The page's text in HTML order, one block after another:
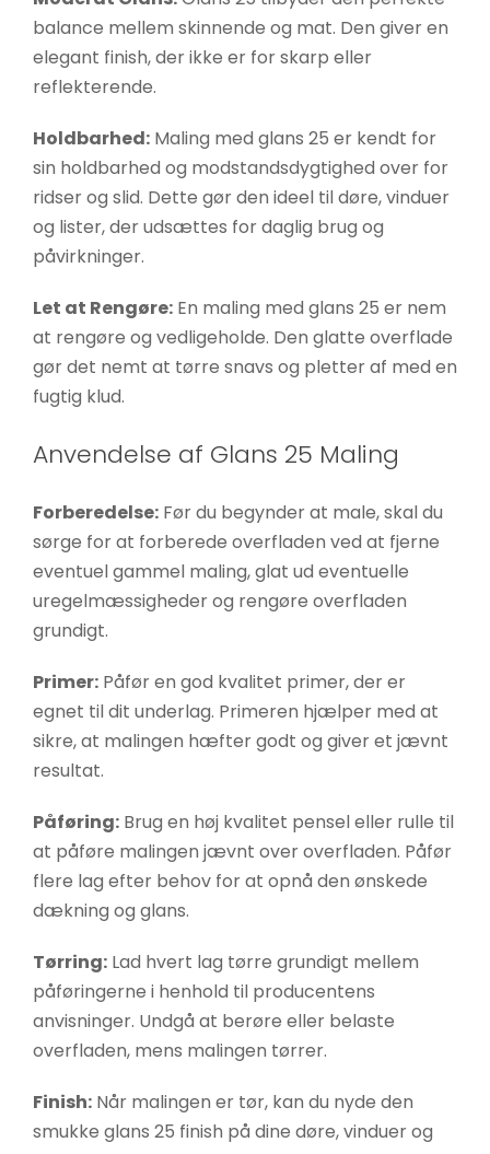
balance mellem skinnende og mat. Den giver en
elegant finish, der ikke er for skarp eller
reflekterende.
Holdbarhed:Maling med glans 25 er kendt for
sin holdbarhed og modstandsdygtighed over for
ridser og slid. Dette gør den ideel til døre, vinduer
og lister, der udsættes for daglig brug og
påvirkninger.
Let at Rengøre:En maling med glans 25 er nem
at rengøre og vedligeholde. Den glatte overflade
gør det nemt at tørre snavs og pletter af med en
fugtig klud.
Anvendelse af Glans 25 Maling
Forberedelse:Før du begynder at male, skal du
sørge for at forberede overfladen ved at fjerne
eventuel gammel maling, glat ud eventuelle
uregelmæssigheder og rengøre overfladen
grundigt.
Primer:Påfør en god kvalitet primer, der er
egnet til dit underlag. Primeren hjælper med at
sikre, at malingen hæfter godt og giver et jævnt
resultat.
Påføring:Brug en høj kvalitet pensel eller rulle til
at påføre malingen jævnt over overfladen. Påfør
flere lag efter behov for at opnå den ønskede
dækning og glans.
Tørring:Lad hvert lag tørre grundigt mellem
påføringerne i henhold til producentens
anvisninger. Undgå at berøre eller belaste
overfladen, mens malingen tørrer.
Finish:Når malingen er tør, kan du nyde den
smukke glans 25 finish på dine døre, vinduer og